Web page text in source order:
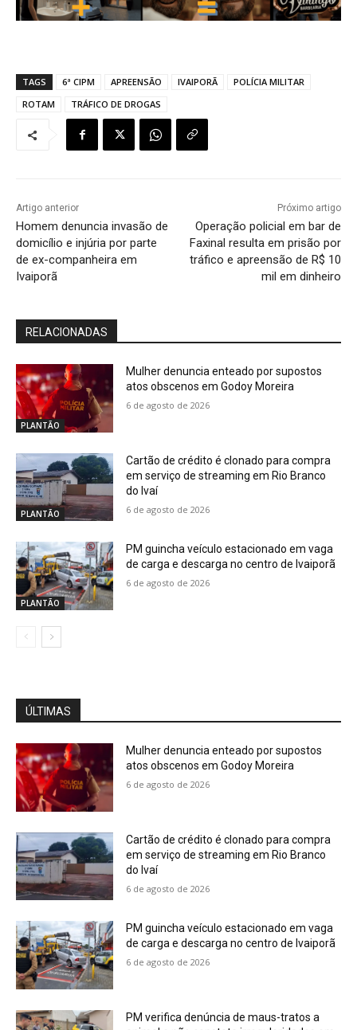
TAGS 6ª CIPM APREENSÃO IVAIPORÃ
POLÍCIA MILITAR
ROTAM
TRÁFICO DE DROGAS
Artigo anterior
Homem denuncia invasão de
domicílio e injúria por parte
de ex-companheira em
Ivaiporã
Próximo artigo
Operação policial em bar de
Faxinal resulta em prisão por
tráfico e apreensão de R$ 10
mil em dinheiro
RELACIONADAS
PLANTÃO
Mulher denuncia enteado por supostos
atos obscenos em Godoy Moreira
6 de agosto de 2026
PLANTÃO
Cartão de crédito é clonado para compra
em serviço de streaming em Rio Branco
do Ivaí
6 de agosto de 2026
PLANTÃO
PM guincha veículo estacionado em vaga
de carga e descarga no centro de Ivaiporã
6 de agosto de 2026
ÚLTIMAS
Mulher denuncia enteado por supostos
atos obscenos em Godoy Moreira
6 de agosto de 2026
Cartão de crédito é clonado para compra
em serviço de streaming em Rio Branco
do Ivaí
6 de agosto de 2026
PM guincha veículo estacionado em vaga
de carga e descarga no centro de Ivaiporã
6 de agosto de 2026
PM verifica denúncia de maus-tratos a